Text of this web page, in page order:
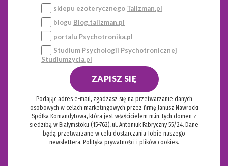
sklepu ezoterycznego Talizman.pl
blogu Blog.talizman.pl
portalu Psychotronika.pl
Studium Psychologii Psychotronicznej
Studiumzycia.pl
ZAPISZ SIĘ
Podając adres e-mail, zgadzasz się na przetwarzanie danych
osobowych w celach marketingowych przez firmę Janusz Nawrocki
Spółka Komandytowa, która jest właścicielem m.in. tych domen z
siedzibą w Białymstoku (15-762), ul. Antoniuk Fabryczny 55/24. Dane
będą przetwarzane w celu dostarczania Tobie naszego
newslettera. Polityka prywatności i plików cookies.